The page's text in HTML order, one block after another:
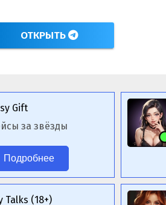
ОТКРЫТЬ
Gift
за звёзды
Подробнее
Talks (18+)